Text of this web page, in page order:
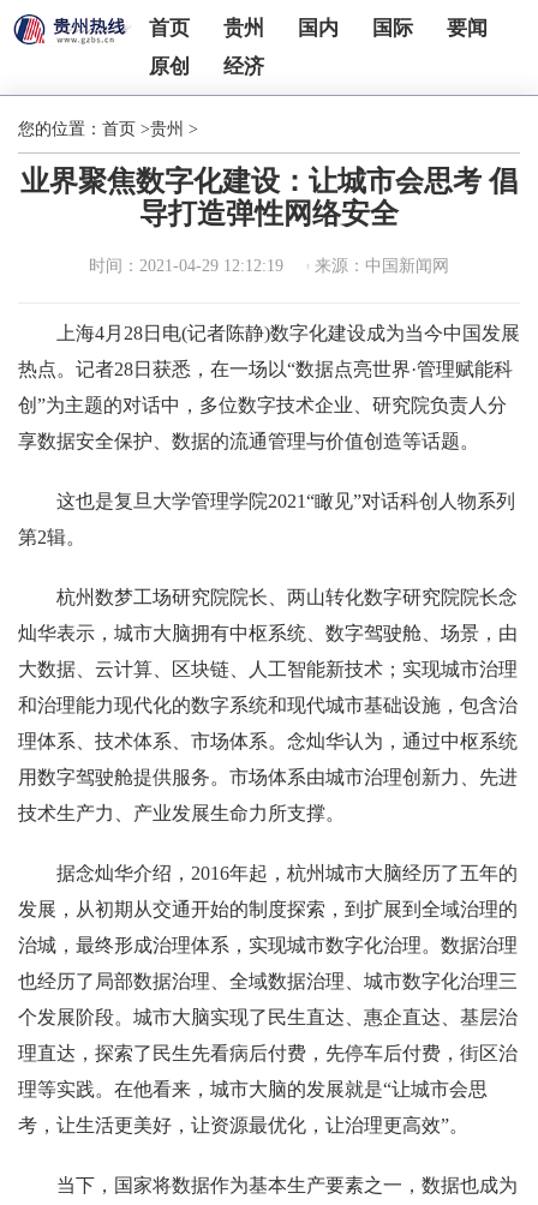
首页 贵州 国内 国际
要闻
原创
经济
您的位置： 首页 >贵州 >
业界聚焦数字化建设：让城市会思考 倡
导打造弹性网络安全
时间：2021-04-29 12:12:19 来源：中国新闻网
上海4月28日电(记者陈静)数字化建设成为当今中国发展
热点。记者28日获悉，在一场以“数据点亮世界·管理赋能科
创”为主题的对话中，多位数字技术企业、研究院负责人分
享数据安全保护、数据的流通管理与价值创造等话题。
这也是复旦大学管理学院2021“瞰见”对话科创人物系列
第2辑。
杭州数梦工场研究院院长、两山转化数字研究院院长念
灿华表示，城市大脑拥有中枢系统、数字驾驶舱、场景，由
大数据、云计算、区块链、人工智能新技术；实现城市治理
和治理能力现代化的数字系统和现代城市基础设施，包含治
理体系、技术体系、市场体系。念灿华认为，通过中枢系统
用数字驾驶舱提供服务。市场体系由城市治理创新力、先进
技术生产力、产业发展生命力所支撑。
据念灿华介绍，2016年起，杭州城市大脑经历了五年的
发展，从初期从交通开始的制度探索，到扩展到全域治理的
治城，最终形成治理体系，实现城市数字化治理。数据治理
也经历了局部数据治理、全域数据治理、城市数字化治理三
个发展阶段。城市大脑实现了民生直达、惠企直达、基层治
理直达，探索了民生先看病后付费，先停车后付费，街区治
理等实践。在他看来，城市大脑的发展就是“让城市会思
考，让生活更美好，让资源最优化，让治理更高效”。
当下，国家将数据作为基本生产要素之一，数据也成为